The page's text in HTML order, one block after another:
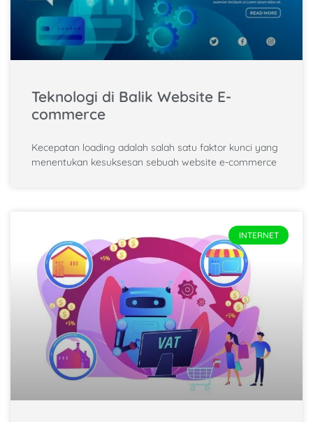
Teknologi di Balik Website E-
commerce
Kecepatan loading adalah salah satu faktor kunci yang
menentukan kesuksesan sebuah website e-commerce
INTERNET